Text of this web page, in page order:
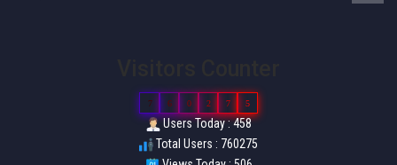
7 6 0 2 7 5
Users Today : 458
Total Users : 760275